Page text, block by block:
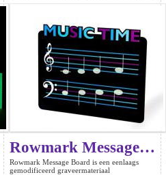
Rowmark Message Board
Rowmark Message Board is een eenlaags
gemodificeerd graveermateriaal